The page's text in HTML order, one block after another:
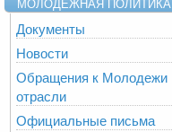
МОЛОДЕЖНАЯ ПОЛИТИКА
Документы
Новости
Обращения к Молодежи
отрасли
Официальные письма